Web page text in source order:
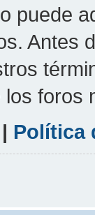
puede
Antes
foros
| Política